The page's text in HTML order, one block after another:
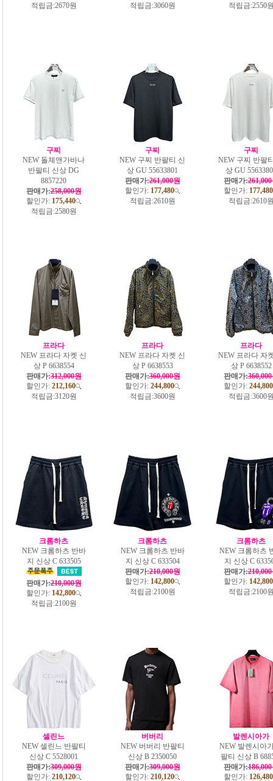
적립금:2670원
적립금:3060원
적립금:2550
구찌
NEW 돌체앤가바나
반팔티 신상 DG
8857220
판매가:258,000원
할인가: 175,440
적립금:2580원
구찌
NEW 구찌 반팔티 신
상 GU 55633801
판매가:261,000원
할인가: 177,480
적립금:2610원
구찌
NEW 구찌 반팔
상 GU
판매가:
할인가: 177,480
적립금:2610
프라다
NEW 프라다 자켓 신
상 P 6638554
판매가:312,000원
할인가: 212,160
적립금:3120원
프라다
NEW 프라다 자켓 신
상 P 6638553
판매가:360,000원
할인가: 244,800
적립금:3600원
프라다
NEW 프라다 자
상 P 6638552
판매가:
할인가: 244,800
적립금:3600
크롬하츠
NEW 크롬하츠 반바
지 신상 C 633505
판매가:210,000원
할인가: 142,800
적립금:2100원
크롬하츠
NEW 크롬하츠 반바
지 신상 C 633504
판매가:210,000원
할인가: 142,800
적립금:2100원
크롬하츠
NEW 크롬하츠
지 신상 C
판매가:
할인가: 142,800
적립금:2100
셀린느
NEW 셀린느 반팔티
신상 C 5528001
판매가:309,000원
할인가: 210,120
버버리
NEW 버버리 반팔티
신상 B 2350050
판매가:309,000원
할인가: 210,120
발렌시아가
NEW 발렌시아
팔티 신상 B
판매가:
할인가: 126,480